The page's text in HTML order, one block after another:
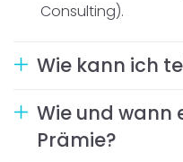
Consulting).
Wie kann ich
Wie und wann
Prämie?